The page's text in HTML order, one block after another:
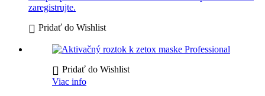
zaregistrujte.
Pridať do Wishlist
Pridať do Wishlist
Viac info